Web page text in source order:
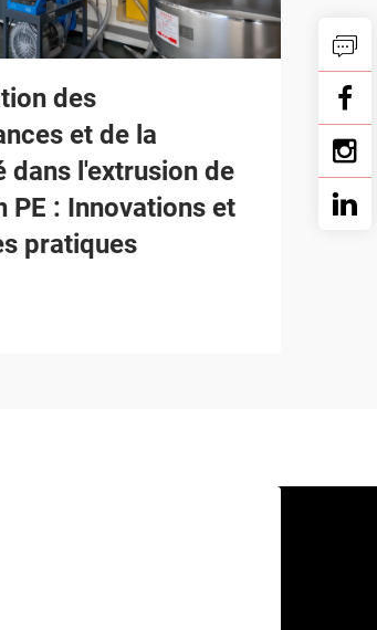
des
et de la
dans l'extrusion de
PE : Innovations et
pratiques